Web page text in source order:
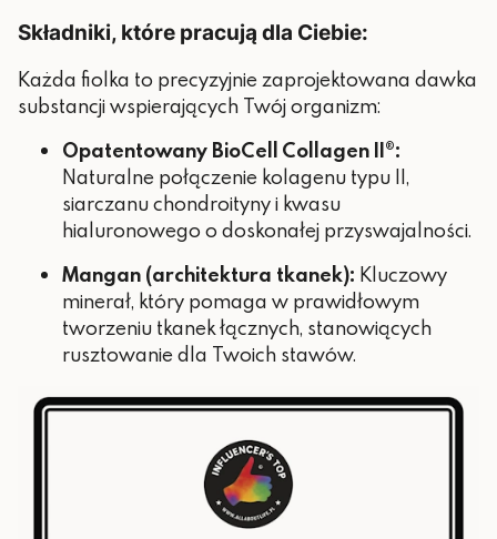
Składniki, które pracują dla Ciebie:
Każda fiolka to precyzyjnie zaprojektowana dawka
substancji wspierających Twój organizm:
Opatentowany BioCell Collagen II®:
Naturalne połączenie kolagenu typu II,
siarczanu chondroityny i kwasu
hialuronowego o doskonałej przyswajalności.
Mangan (architektura tkanek): Kluczowy
minerał, który pomaga w prawidłowym
tworzeniu tkanek łącznych, stanowiących
rusztowanie dla Twoich stawów.